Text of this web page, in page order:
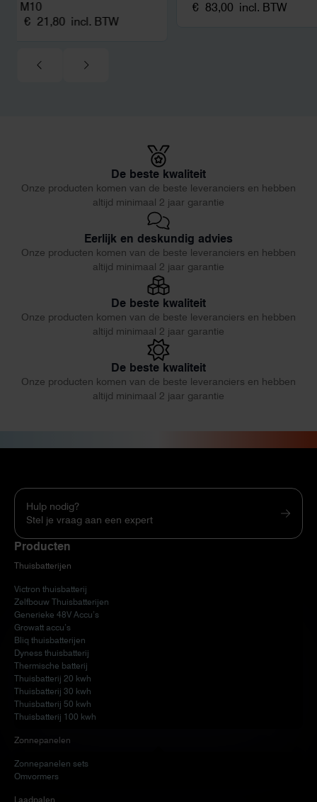
M10
€ 21,80 incl. BTW
€ 83,00 incl. BTW
De beste kwaliteit
Onze producten komen van de beste leveranciers en hebben
altijd minimaal 2 jaar garantie
Eerlijk en deskundig advies
Onze producten komen van de beste leveranciers en hebben
altijd minimaal 2 jaar garantie
De beste kwaliteit
Onze producten komen van de beste leveranciers en hebben
altijd minimaal 2 jaar garantie
De beste kwaliteit
Onze producten komen van de beste leveranciers en hebben
altijd minimaal 2 jaar garantie
Hulp nodig?
Stel je vraag aan een expert
Producten
Thuisbatterijen
Victron thuisbatterij
Zelfbouw Thuisbatterijen
Generieke 48V Accu’s
Growatt accu’s
Bliq thuisbatterijen
Dyness thuisbatterij
Thermische batterij
Thuisbatterij 20 kwh
Thuisbatterij 30 kwh
Thuisbatterij 50 kwh
Thuisbatterij 100 kwh
Zonnepanelen
Zonnepanelen sets
Omvormers
Laadpalen